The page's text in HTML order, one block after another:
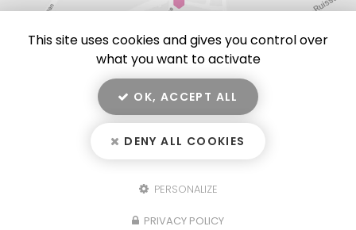
En savoir +
Isabelle Coiffure
Croisille
Isabelle Coiffure, salon de coiffure, visagiste
Mentions légales - Plan du site- Liens utiles
Demande de Devis
This site uses cookies and gives you control over
what you want to activate
OK, ACCEPT ALL
DENY ALL COOKIES
PERSONALIZE
PRIVACY POLICY